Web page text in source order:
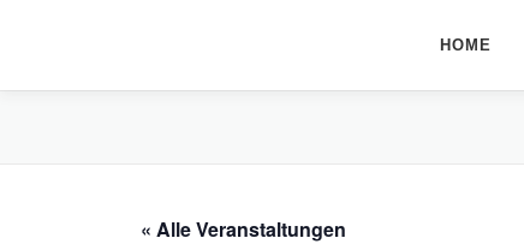
HOME
« Alle Veranstaltungen